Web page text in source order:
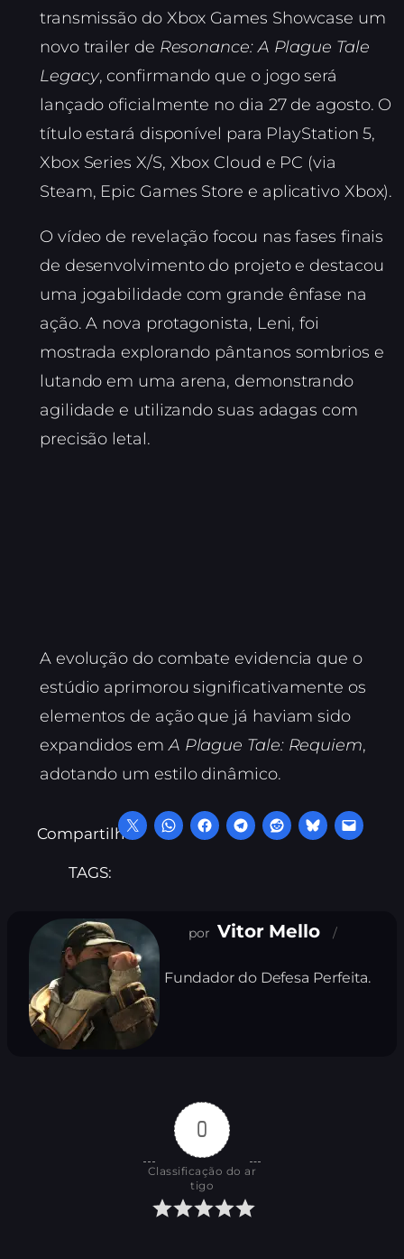
transmissão do Xbox Games Showcase um
novo trailer de Resonance: A Plague Tale
Legacy, confirmando que o jogo será
lançado oficialmente no dia 27 de agosto. O
título estará disponível para PlayStation 5,
Xbox Series X/S, Xbox Cloud e PC (via
Steam, Epic Games Store e aplicativo Xbox).
O vídeo de revelação focou nas fases finais
de desenvolvimento do projeto e destacou
uma jogabilidade com grande ênfase na
ação. A nova protagonista, Leni, foi
mostrada explorando pântanos sombrios e
lutando em uma arena, demonstrando
agilidade e utilizando suas adagas com
precisão letal.
A evolução do combate evidencia que o
estúdio aprimorou significativamente os
elementos de ação que já haviam sido
expandidos emA Plague Tale: Requiem,
adotando um estilo dinâmico.
Compartilhe:
TAGS:
Vitor Mello
Fundador do Defesa Perfeita.
0
Classificação do ar
tigo